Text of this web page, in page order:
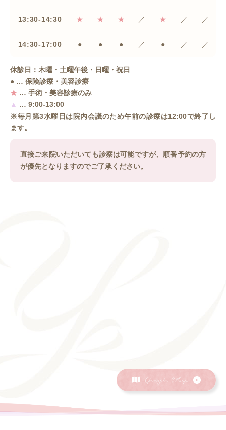
13:30-14:30 ★ ★ ★ ／ ★ ／ ／
14:30-17:00 ● ● ● ／ ● ／ ／
休診日：木曜・土曜午後・日曜・祝日
● … 保険診療・美容診療
★ … 手術・美容診療のみ
▲ … 9:00-13:00
※毎月第3水曜日は院内会議のため午前の診療は12:00で終了し
ます。
直接ご来院いただいても診察は可能ですが、順番予約の方
が優先となりますのでご了承ください。
Google Map